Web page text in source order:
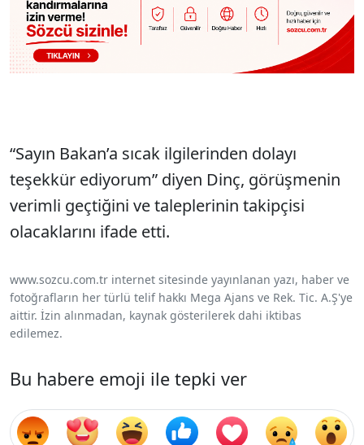
“Sayın Bakan’a sıcak ilgilerinden dolayı
teşekkür ediyorum” diyen Dinç, görüşmenin
verimli geçtiğini ve taleplerinin takipçisi
olacaklarını ifade etti.
www.sozcu.com.tr internet sitesinde yayınlanan yazı, haber ve
fotoğrafların her türlü telif hakkı Mega Ajans ve Rek. Tic. A.Ş'ye
aittir. İzin alınmadan, kaynak gösterilerek dahi iktibas
edilemez.
Bu habere emoji ile tepki ver